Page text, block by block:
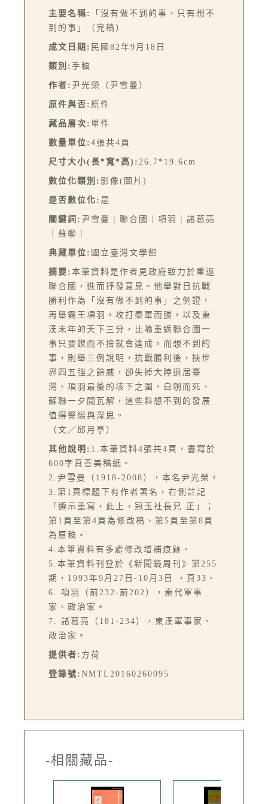
主要名稱:
「沒有做不到的事，只有想不
到的事」（完稿）
成文日期: 民國82年9月18日
類別: 手稿
作者: 尹光榮（尹雪曼）
原件與否: 原件
藏品層次: 單件
數量單位: 4張共4頁
尺寸大小(長*寬*高): 26.7*19.6cm
數位化類別: 影像(圖片)
是否數位化: 是
關鍵詞: 尹雪曼｜聯合國｜項羽｜諸葛亮
｜蘇聯｜
典藏單位: 國立臺灣文學館
摘要: 本筆資料是作者見政府致力於重返
聯合國，進而抒發意見。他舉對日抗戰
勝利作為「沒有做不到的事」之例證，
再舉霸王項羽，攻打秦軍而勝，以及東
漢末年的天下三分，比喻重返聯合國一
事只要鍥而不捨就會達成。而想不到的
事，則舉三例說明，抗戰勝利後，挾世
界四五強之餘威，卻失掉大陸退居臺
灣、項羽最後的垓下之圍，自刎而死、
蘇聯一夕間瓦解，這些料想不到的發展
值得警惕與深思。
（文／邱月亭）
其他說明: 1.本筆資料4張共4頁，書寫於
600字真善美稿紙。
2.尹雪曼（1918-2008），本名尹光榮。
3.第1頁標題下有作者署名，右側註記
「遵示重寫，此上，冠玉社長兄 正」；
第1頁至第4頁為修改稿、第5頁至第8頁
為原稿。
4.本筆資料有多處修改增補痕跡。
5.本筆資料刊登於《新聞鏡周刊》第255
期，1993年9月27日-10月3日 ，頁33。
6. 項羽（前232-前202），秦代軍事
家、政治家。
7. 諸葛亮（181-234），東漢軍事家、
政治家。
提供者: 方荷
登錄號: NMTL20160260095
-相關藏品-